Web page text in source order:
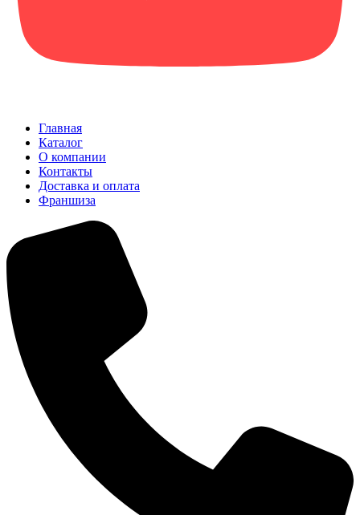
Главная
Каталог
О компании
Контакты
Доставка и оплата
Франшиза